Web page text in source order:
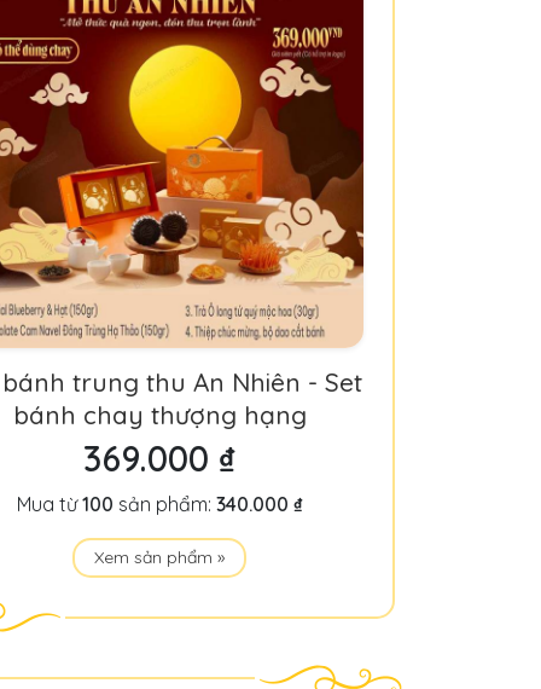
trung thu An Nhiên - Set
bánh chay thượng hạng
369.000 ₫
Mua từ100 sản phẩm: 340.000 ₫
Xem sản phẩm »